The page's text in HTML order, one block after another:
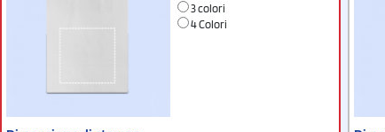
3 colori
4 Colori